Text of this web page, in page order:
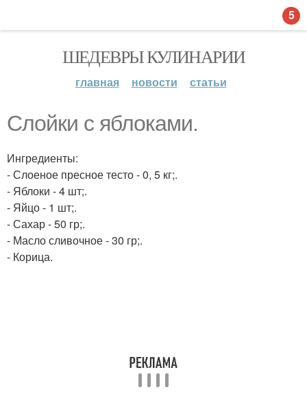
ШЕДЕВРЫ КУЛИНАРИИ
главная новости статьи
Слойки с яблоками.
Ингредиенты:
- Слоеное пресное тесто - 0, 5 кг;.
- Яблоки - 4 шт;.
- Яйцо - 1 шт;.
- Сахар - 50 гр;.
- Масло сливочное - 30 гр;.
- Корица.
5